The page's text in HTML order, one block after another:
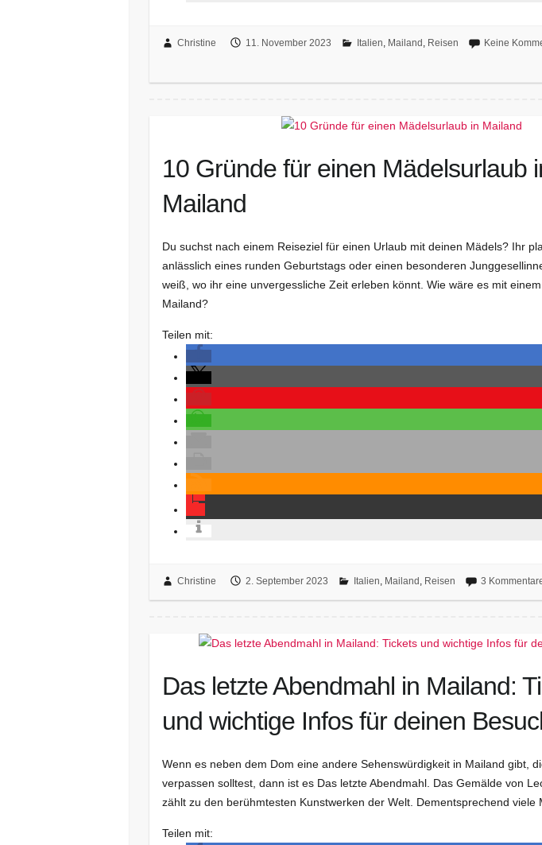
Christine 11. November 2023 Italien, Mailand , Reisen Keine
10 Gründe für einen Mädelsurlaub
Mailand
Du suchst nach einem Reiseziel für einen Urlaub mit deinen Mädels? Ihr
anlässlich eines runden Geburtstags oder einen besonderen
weiß, wo ihr eine unvergessliche Zeit erleben könnt. Wie wäre es mit
Mailand?
Teilen mit:
Christine 2. September 2023 Italien, Mailand , Reisen 3
Das letzte Abendmahl in Mailand:
und wichtige Infos für deinen
Wenn es neben dem Dom eine andere Sehenswürdigkeit in Mailand gibt,
verpassen solltest, dann ist es Das letzte Abendmahl. Das Gemälde von
zählt zu den berühmtesten Kunstwerken der Welt. Dementsprechend viele
Teilen mit: